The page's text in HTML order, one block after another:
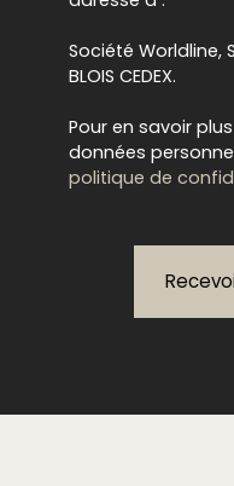
Société Worldline,
BLOIS CEDEX.
Pour en savoir
données
politique de